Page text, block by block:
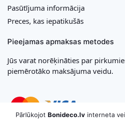
Pasūtījuma informācija
Preces, kas iepatikušās
Pieejamas apmaksas metodes
Jūs varat norēķināties par
piemērotāko maksājuma veidu.
Pārlūkojot Bonideco.lvinterneta